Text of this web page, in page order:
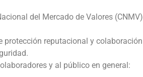
Better Not Younger Corporation y
del Mercado de Valores
protección reputacional y
y al público en general: